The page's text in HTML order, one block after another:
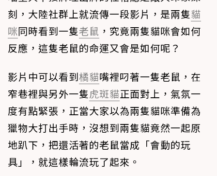
刻，大陸社群上就流傳一段影片，是兩隻貓
咪同時看到一隻老鼠 ，究竟兩隻貓咪會如何
反應，這隻老鼠的命運又會是如何呢？
影片中可以看到橘貓嘴裡叼著一隻老鼠，在
窄巷裡與另外一隻虎斑貓正面對上，氣氛一
度有點緊張，正當大家以為兩隻貓咪準備為
獵物大打出手時，沒想到兩隻貓竟然一起原
地趴下，把還活著的老鼠當成「會動的玩
具」，就這樣輪流玩了起來。